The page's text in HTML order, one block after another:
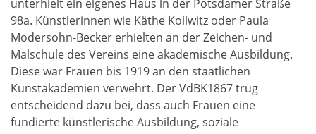
unterhielt ein eigenes Haus in der Potsdamer Straße
98a. Künstlerinnen wie Käthe Kollwitz oder Paula
Modersohn-Becker erhielten an der Zeichen- und
Malschule des Vereins eine akademische Ausbildung.
Diese war Frauen bis 1919 an den staatlichen
Kunstakademien verwehrt. Der VdBK1867 trug
entscheidend dazu bei, dass auch Frauen eine
fundierte künstlerische Ausbildung, soziale